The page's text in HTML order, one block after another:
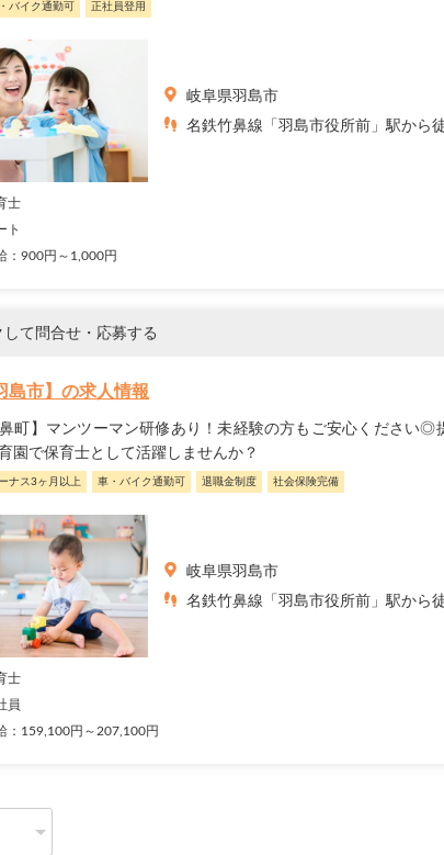
バイク通勤可 正社員登用
岐阜県羽島市
名鉄竹鼻線「羽島市役所前」駅から
士
ト
：900円～1,000円
して問合せ・応募する
島市】の求人情報
鼻町】マンツーマン研修あり！未経験の方もご安心ください◎
園で保育士として活躍しませんか？
ナス3ヶ月以上 車・バイク通勤可 退職金制度 社会保険完備
岐阜県羽島市
名鉄竹鼻線「羽島市役所前」駅から
士
員
：159,100円～207,100円